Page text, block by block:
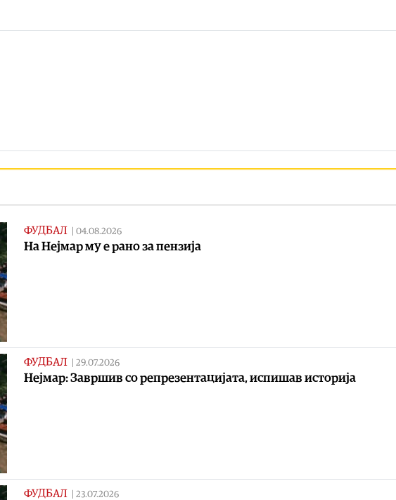
ФУДБАЛ | 04.08.2026
На Нејмар му е рано за пензија
ФУДБАЛ | 29.07.2026
Нејмар: Завршив со репрезентацијата, испишав историја
ФУДБАЛ | 23.07.2026